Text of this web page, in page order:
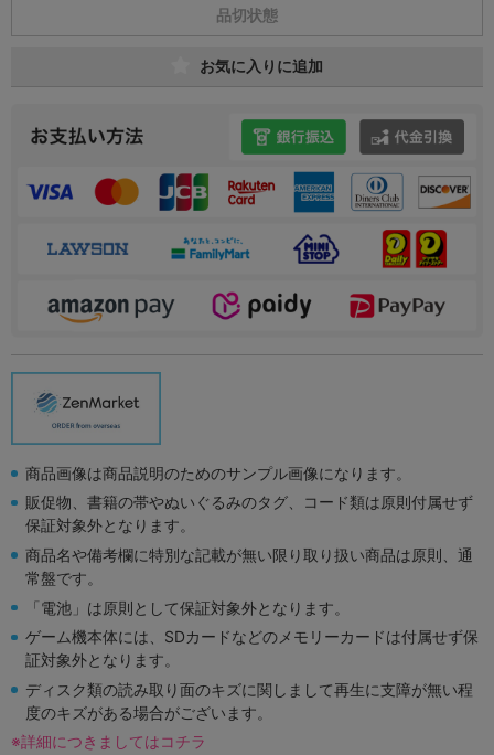
品切状態
お気に入りに追加
商品画像は商品説明のためのサンプル画像になります。
販促物、書籍の帯やぬいぐるみのタグ、コード類は原則付属せず
保証対象外となります。
商品名や備考欄に特別な記載が無い限り取り扱い商品は原則、通
常盤です。
「電池」は原則として保証対象外となります。
ゲーム機本体には、SDカードなどのメモリーカードは付属せず保
証対象外となります。
ディスク類の読み取り面のキズに関しまして再生に支障が無い程
度のキズがある場合がございます。
※詳細につきましてはコチラ